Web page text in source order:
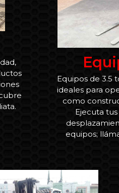
Equipos de 3.5
ideales para
como
Ejecuta
equipos;